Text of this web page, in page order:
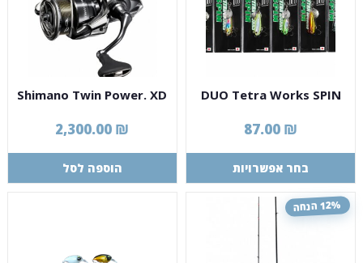
DUO Tetra Works SPIN
87.00 ₪
בחר אפשרויות
Shimano Twin Power. XD
2,300.00 ₪
הוספה לסל
12% הנחה